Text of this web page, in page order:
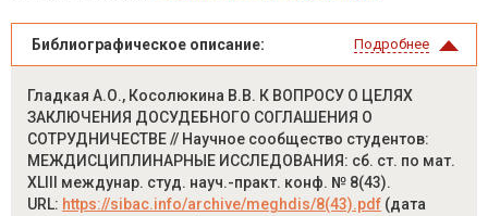
Библиографическое описание: Подробнее
Гладкая А.О., Косолюкина В.В. К ВОПРОСУ О ЦЕЛЯХ
ЗАКЛЮЧЕНИЯ ДОСУДЕБНОГО СОГЛАШЕНИЯ О
СОТРУДНИЧЕСТВЕ // Научное сообщество студентов:
МЕЖДИСЦИПЛИНАРНЫЕ ИССЛЕДОВАНИЯ: сб. ст. по мат.
XLIII междунар. студ. науч.-практ. конф. № 8(43).
URL: https://sibac.info/archive/meghdis/8(43).pdf (дата